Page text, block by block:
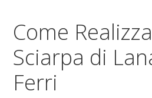
Come
Sciarpa di
Ferri